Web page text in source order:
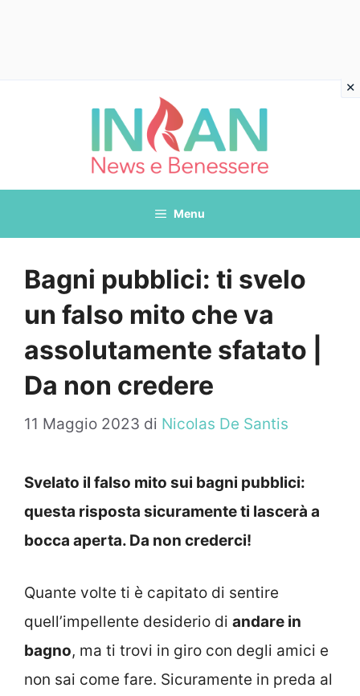
Menu
Bagni pubblici: ti svelo
un falso mito che va
assolutamente sfatato |
Da non credere
11 Maggio 2023 di Nicolas De Santis
Svelato il falso mito sui bagni pubblici:
questa risposta sicuramente ti lascerà a
bocca aperta. Da non crederci!
Quante volte ti è capitato di sentire
quell’impellente desiderio di andare in
bagno, ma ti trovi in giro con degli amici e
non sai come fare. Sicuramente in preda al